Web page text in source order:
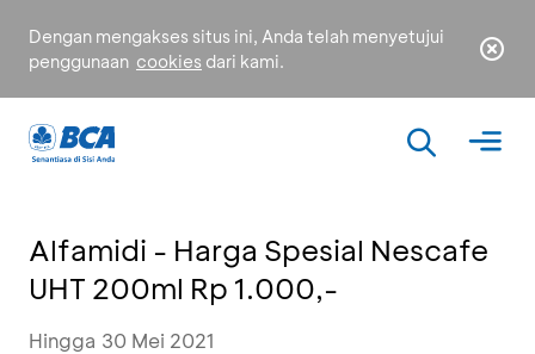
Dengan mengakses situs ini, Anda telah menyetujui
penggunaan cookies dari kami.
Alfamidi - Harga Spesial Nescafe
UHT 200ml Rp 1.000,-
Hingga 30 Mei 2021